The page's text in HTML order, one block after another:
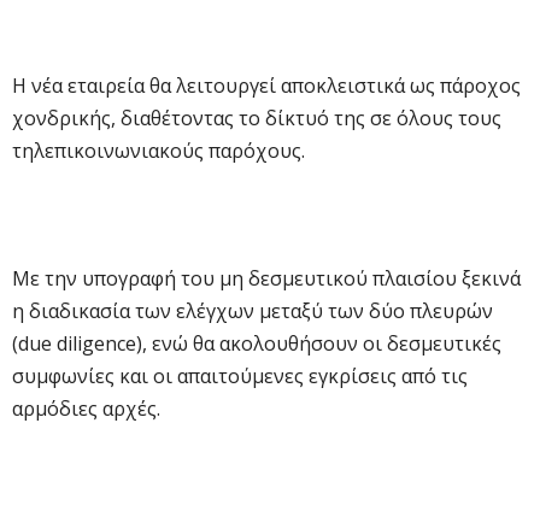
Η νέα εταιρεία θα λειτουργεί αποκλειστικά ως πάροχος
χονδρικής, διαθέτοντας το δίκτυό της σε όλους τους
τηλεπικοινωνιακούς παρόχους.
Με την υπογραφή του μη δεσμευτικού πλαισίου ξεκινά
η διαδικασία των ελέγχων μεταξύ των δύο πλευρών
(due diligence), ενώ θα ακολουθήσουν οι δεσμευτικές
συμφωνίες και οι απαιτούμενες εγκρίσεις από τις
αρμόδιες αρχές.